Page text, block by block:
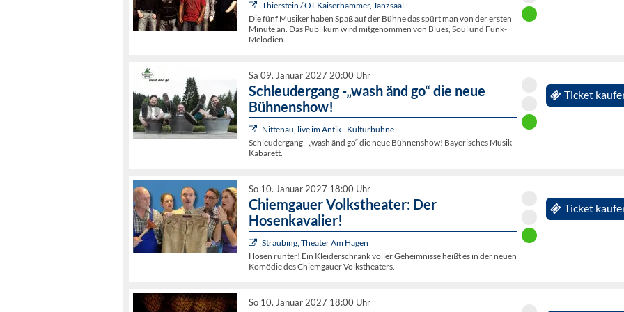
Thierstein / OT Kaiserhammer, Tanzsaal
Die fünf Musiker haben Spaß auf der Bühne das spürt man von der ersten
Minute an. Das Publikum wird mitgenommen von Blues, Soul und Funk-
Melodien.
Sa 09. Januar 2027 20:00 Uhr
Schleudergang -„wash änd go“ die neue
Bühnenshow!
Nittenau, live im Antik - Kulturbühne
Schleudergang - „wash änd go“ die neue Bühnenshow! Bayerisches Musik-
Kabarett.
Ticket
So 10. Januar 2027 18:00 Uhr
Chiemgauer Volkstheater: Der
Hosenkavalier!
Straubing, Theater Am Hagen
Hosen runter! Ein Kleiderschrank voller Geheimnisse heißt es in der neuen
Komödie des Chiemgauer Volkstheaters.
Ticket
So 10. Januar 2027 18:00 Uhr